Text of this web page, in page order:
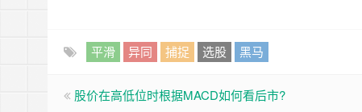
平滑 异同 捕捉 选股 黑马
股价在高低位时根据MACD如何看后市?